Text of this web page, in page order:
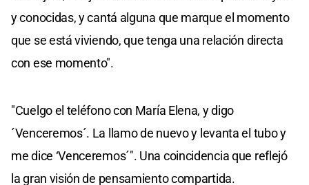
y conocidas, y cantá alguna que marque el momento
que se está viviendo, que tenga una relación directa
con ese momento".
"Cuelgo el teléfono con María Elena, y digo
´Venceremos´. La llamo de nuevo y levanta el tubo y
me dice ‘Venceremos´". Una coincidencia que reflejó
la gran visión de pensamiento compartida.